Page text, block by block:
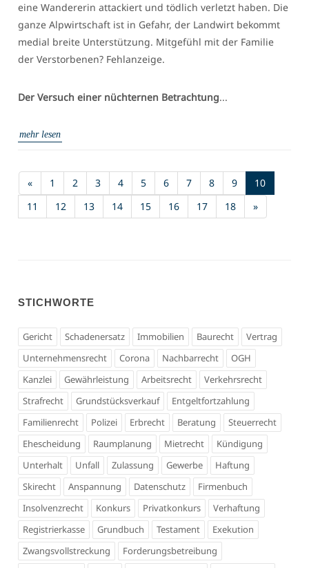
eine Wandererin attackiert und tödlich verletzt haben. Die
ganze Alpwirtschaft ist in Gefahr, der Landwirt bekommt
medial breite Unterstützung. Mitgefühl mit der Familie
der Verstorbenen? Fehlanzeige.
Der Versuch einer nüchternen Betrachtung...
mehr lesen
« 1 2 3 4 5 6 7 8 9 10(current)
11
12 13 14 15 16 17 18 »
STICHWORTE
Gericht Schadenersatz Immobilien Baurecht
Vertrag
Unternehmensrecht
Corona Nachbarrecht
OGH
Kanzlei
Gewährleistung Arbeitsrecht
Verkehrsrecht
Strafrecht
Grundstücksverkauf
Entgeltfortzahlung
Familienrecht
Polizei Erbrecht Beratung
Steuerrecht
Ehescheidung
Raumplanung Mietrecht
Kündigung
Unterhalt
Unfall Zulassung Gewerbe
Haftung
Skirecht
Anspannung Datenschutz
Firmenbuch
Insolvenzrecht
Konkurs Privatkonkurs
Verhaftung
Registrierkasse
Grundbuch Testament
Exekution
Zwangsvollstreckung
Forderungsbetreibung